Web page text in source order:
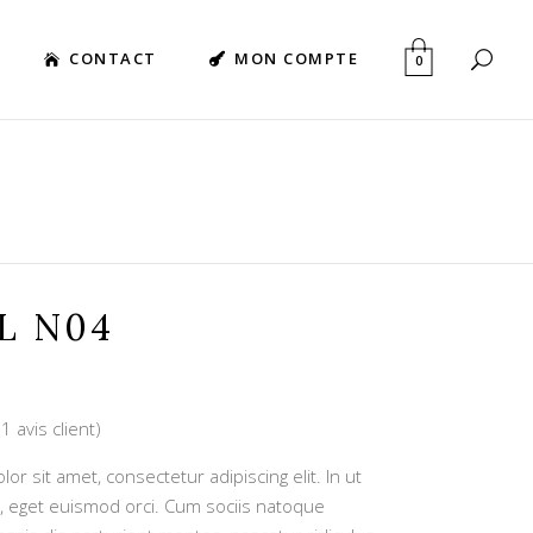
CONTACT MON COMPTE 0
N04
1 avis client)
sit amet, consectetur adipiscing elit. In ut
eget euismod orci. Cum sociis natoque